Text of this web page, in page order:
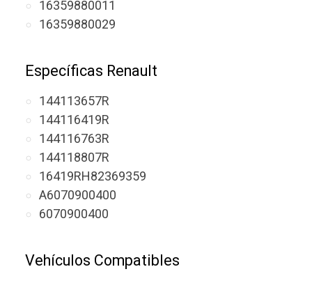
16359880011
16359880029
Específicas Renault
144113657R
144116419R
144116763R
144118807R
16419RH82369359
A6070900400
6070900400
Vehículos Compatibles